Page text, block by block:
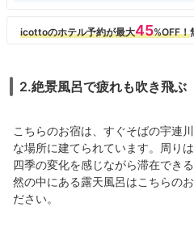
2.絶景風呂で疲れも吹き飛ぶ
こちらのお宿は、すぐそばの宇連
な場所に建てられています。周り
四季の変化を感じながら滞在でき
然の中にある露天風呂はこちらの
ださい。